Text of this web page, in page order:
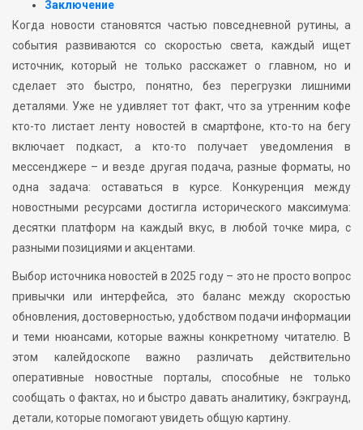
Заключение
Когда новости становятся частью повседневной рутины, а
события развиваются со скоростью света, каждый ищет
источник, который не только расскажет о главном, но и
сделает это быстро, понятно, без перегрузки лишними
деталями. Уже не удивляет тот факт, что за утренним кофе
кто-то листает ленту новостей в смартфоне, кто-то на бегу
включает подкаст, а кто-то получает уведомления в
мессенджере – и везде другая подача, разные форматы, но
одна задача: оставаться в курсе. Конкуренция между
новостными ресурсами достигла исторического максимума:
десятки платформ на каждый вкус, в любой точке мира, с
разными позициями и акцентами.
Выбор источника новостей в 2025 году – это не просто вопрос
привычки или интерфейса, это баланс между скоростью
обновления, достоверностью, удобством подачи информации
и теми нюансами, которые важны конкретному читателю. В
этом калейдоскопе важно различать действительно
оперативные новостные порталы, способные не только
сообщать о фактах, но и быстро давать аналитику, бэкграунд,
детали, которые помогают увидеть общую картину.